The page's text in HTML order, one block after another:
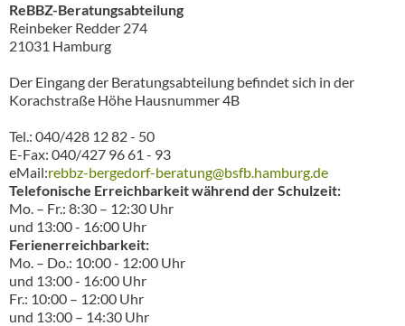
ReBBZ-Beratungsabteilung
Reinbeker Redder 274
21031 Hamburg
Der Eingang der Beratungsabteilung befindet sich in der
Korachstraße Höhe Hausnummer 4B
Tel.: 040/428 12 82 - 50
E-Fax: 040/427 96 61 - 93
eMail:rebbz-bergedorf-beratung@bsfb.hamburg.de
Telefonische Erreichbarkeit während der Schulzeit:
Mo. – Fr.: 8:30 – 12:30 Uhr
und 13:00 - 16:00 Uhr
Ferienerreichbarkeit:
Mo. – Do.: 10:00 - 12:00 Uhr
und 13:00 - 16:00 Uhr
Fr.: 10:00 – 12:00 Uhr
und 13:00 – 14:30 Uhr